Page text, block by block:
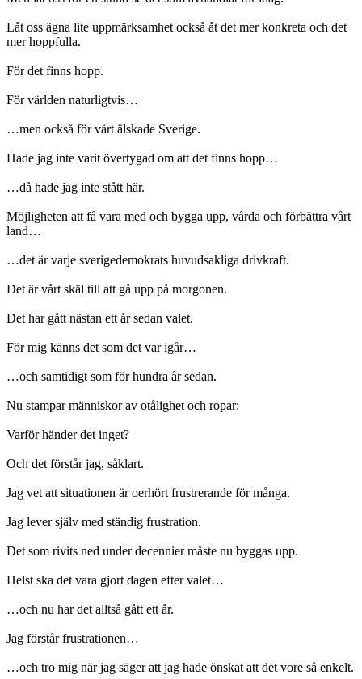
Låt oss ägna lite uppmärksamhet också åt det mer konkreta och det
mer hoppfulla.
För det finns hopp.
För världen naturligtvis…
…men också för vårt älskade Sverige.
Hade jag inte varit övertygad om att det finns hopp…
…då hade jag inte stått här.
Möjligheten att få vara med och bygga upp, vårda och förbättra vårt
land…
…det är varje sverigedemokrats huvudsakliga drivkraft.
Det är vårt skäl till att gå upp på morgonen.
Det har gått nästan ett år sedan valet.
För mig känns det som det var igår…
…och samtidigt som för hundra år sedan.
Nu stampar människor av otålighet och ropar:
Varför händer det inget?
Och det förstår jag, såklart.
Jag vet att situationen är oerhört frustrerande för många.
Jag lever själv med ständig frustration.
Det som rivits ned under decennier måste nu byggas upp.
Helst ska det vara gjort dagen efter valet…
…och nu har det alltså gått ett år.
Jag förstår frustrationen…
…och tro mig när jag säger att jag hade önskat att det vore så enkelt.